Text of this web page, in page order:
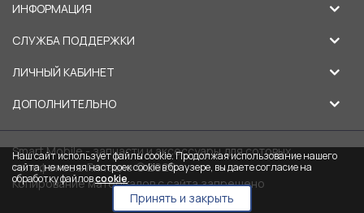
ИНФОРМАЦИЯ
СЛУЖБА ПОДДЕРЖКИ
ЛИЧНЫЙ КАБИНЕТ
ДОПОЛНИТЕЛЬНО
Smart Mobile - запчасти и аксессуары для сотовых
телефонов в Липецке © 2026
Копирование материалов с сайта запрещено
Наш сайт использует файлы cookie. Продолжая использование нашего
сайта, не меняя настроек cookie в браузере, вы даете согласие на
обработку файловcookie.
Принять и закрыть